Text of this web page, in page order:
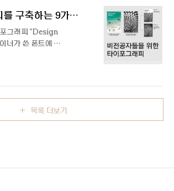
모듈을 모티브로
자료 없이 처음부
일은 쉽지 않습니
이루고, 단어, 문
함이 없어야 하
자이너들은 실제
전통 양식을 기
맞게 시대에 따라
스타일들..
좋은 타이포그래피를 구축하는 9가지 방법
그래피 "Design
너가 쓴 폰트에 대
다" 타이포그래피
고 매력적으로 보
생소할 수 있는 용어
목록 더보기